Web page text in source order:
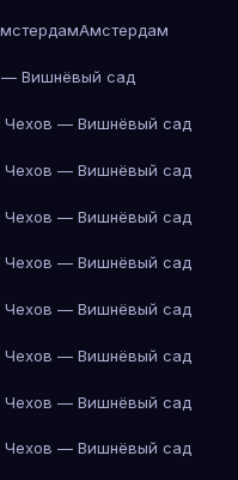
Амстердам
— Вишнёвый сад
Чехов — Вишнёвый сад
Чехов — Вишнёвый сад
Чехов — Вишнёвый сад
Чехов — Вишнёвый сад
Чехов — Вишнёвый сад
Чехов — Вишнёвый сад
Чехов — Вишнёвый сад
Чехов — Вишнёвый сад